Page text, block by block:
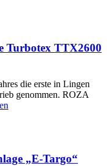
Turbotex TTX2600
die erste in Lingen
genommen. ROZA
„E-Targo“